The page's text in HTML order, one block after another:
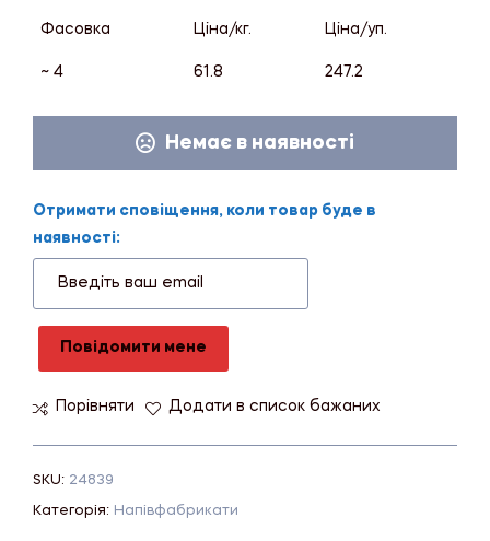
Фасовка Ціна/кг. Ціна/уп.
~ 4 61.8 247.2
Немає в наявності
Отримати сповіщення, коли товар буде в
наявності:
Повідомити мене
Порівняти Додати в список бажаних
SKU: 24839
Категорія: Напівфабрикати